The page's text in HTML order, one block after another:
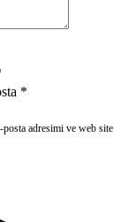
*
posta adresimi ve web site